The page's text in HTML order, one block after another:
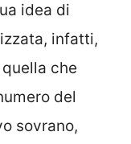
idea di
infatti,
che
del
sovrano,